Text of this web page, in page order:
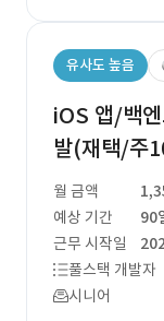
유사도 높음
iOS 앱/백
발(재택/주
월 금액
예상 기간
90
근무 시작일
풀스택 개발자
시니어